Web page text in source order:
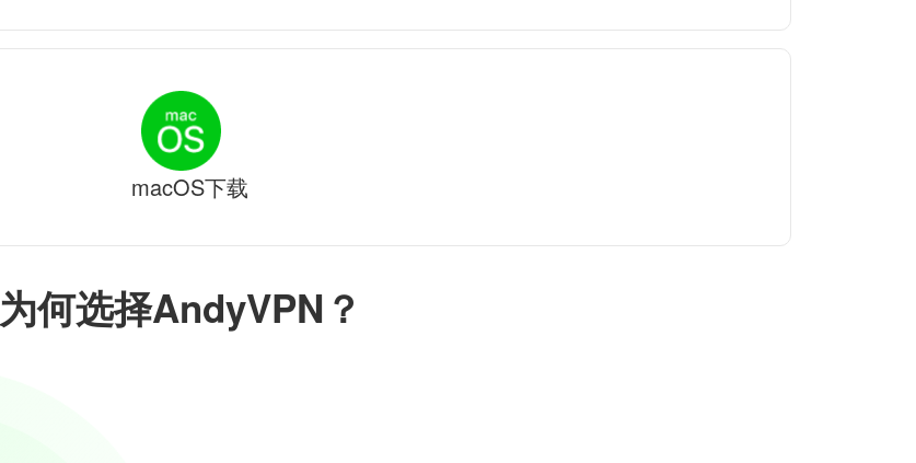
为何选择AndyVPN？
macOS下载